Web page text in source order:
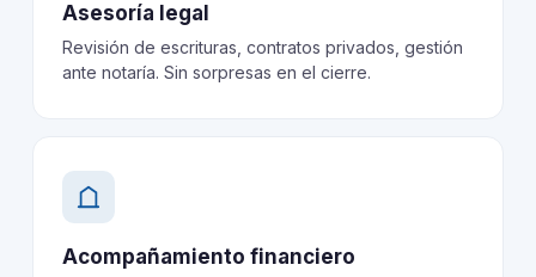
Asesoría legal
Revisión de escrituras, contratos privados, gestión
ante notaría. Sin sorpresas en el cierre.
Acompañamiento financiero